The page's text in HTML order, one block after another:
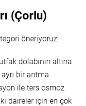
(Çorlu)
öneriyoruz:
dolabının altına
bir arıtma
ile ters osmoz
daireler için en çok